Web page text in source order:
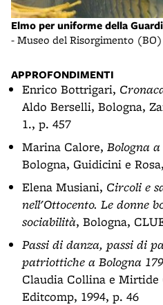
Elmo per uniforme della
- Museo del Risorgimento (BO)
APPROFONDIMENTI
Enrico Bottrigari,
Aldo Berselli, Bologna,
1., p. 457
Marina Calore, Bologna
Bologna, Guidicini e
Elena Musiani, Circoli e
nell'Ottocento. Le donne
sociabilità, Bologna,
Passi di danza, passi di
patriottiche a Bologna
Claudia Collina e Mirtide
Editcomp, 1994, p. 46